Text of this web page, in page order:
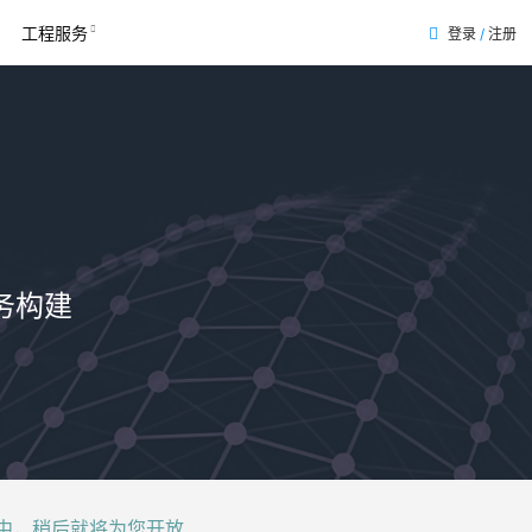
工程服务 登录 / 注册
构建